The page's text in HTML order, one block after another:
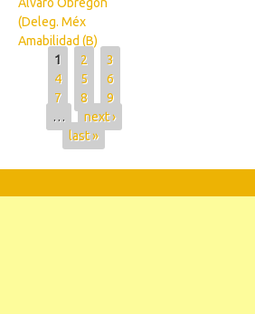
(Deleg. Méx
Amabilidad (B)
Pages
1 2
3
4
5
6
7
8
9
…
next ›
last »